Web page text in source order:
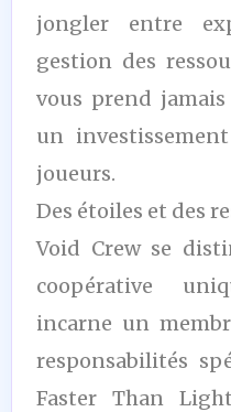
jongler entre
gestion des
vous prend
un
joueurs.
Des étoiles et des
Void Crew se
coopérative
incarne un
responsabilités
Faster Than